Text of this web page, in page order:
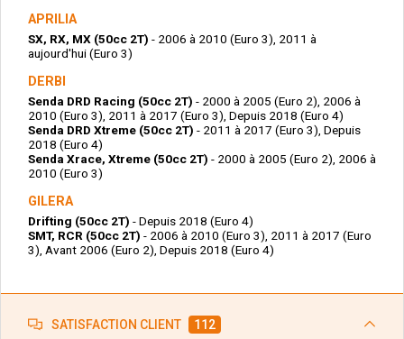
APRILIA
SX, RX, MX (50cc 2T) - 2006 à 2010 (Euro 3), 2011 à
aujourd'hui (Euro 3)
DERBI
Senda DRD Racing (50cc 2T) - 2000 à 2005 (Euro 2), 2006 à
2010 (Euro 3), 2011 à 2017 (Euro 3), Depuis 2018 (Euro 4)
Senda DRD Xtreme (50cc 2T) - 2011 à 2017 (Euro 3), Depuis
2018 (Euro 4)
Senda Xrace, Xtreme (50cc 2T) - 2000 à 2005 (Euro 2), 2006 à
2010 (Euro 3)
GILERA
Drifting (50cc 2T) - Depuis 2018 (Euro 4)
SMT, RCR (50cc 2T) - 2006 à 2010 (Euro 3), 2011 à 2017 (Euro
3), Avant 2006 (Euro 2), Depuis 2018 (Euro 4)
SATISFACTION CLIENT 112